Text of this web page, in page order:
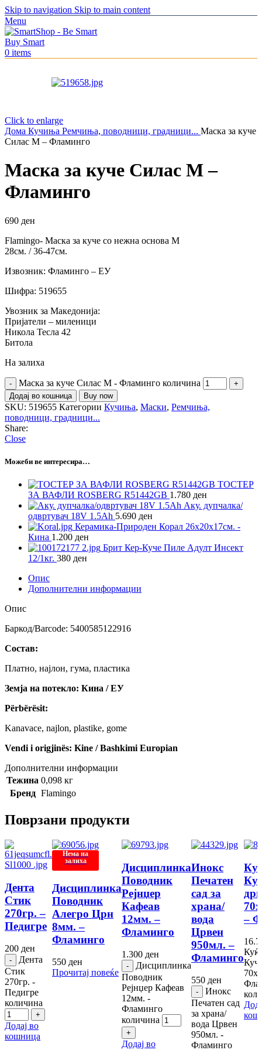
Skip to navigation Skip to main content
Menu
0 items
Click to enlarge
Дома Кучиња Ремчиња, поводници, градници... Маска за куче
Силас M – Фламинго
Маска за куче Силас M –
Фламинго
690 ден
Flamingo- Маска за куче со нежна основа М
28см. / 36-47см.
Извозник: Фламинго – ЕУ
Шифра: 519655
Увозник за Македонија:
Пријатели – миленици
Никола Тесла 42
Битола
На залиха
Маска за куче Силас M - Фламинго количина
Додај во кошница Buy now
SKU: 519655 Категории Кучиња, Маски, Ремчиња,
поводници, градници...
Share:
Close
Можеби ве интересира…
ТОСТЕР
ЗА ВАФЛИ ROSBERG R51442GB 1.780 ден
Аку. дупчалка/
одвртувач 18V 1.5Ah 5.690 ден
Керамика-Природен Корал 26х20х17см. -
Кина 1.200 ден
Брит Кер-Куче Пиле Адулт Инсект
12/1кг. 380 ден
Опис
Дополнителни информации
Опис
Баркод/Barcode: 5400585122916
Состав:
Платно, најлон, гума, пластика
Земја на потекло: Кина / ЕУ
Përbërësit:
Kanavace, najlon, plastike, gome
Vendi i origjinës: Kine / Bashkimi Europian
Дополнителни информации
Тежина 0,098 кг
Бренд Flamingo
Поврзани продукти
Дента
Стик
270гр. –
Педигре
200 ден
Дента
Стик
270гр. -
Педигре
количина
Додај во
кошница
Нема на
залиха
Дисциплинка
Поводник
Алегро Црн
8мм. –
Фламинго
550 ден
Прочитај повеќе
Дисциплинка
Поводник
Рејнџер
Кафеав
12мм. –
Фламинго
1.300 ден
Дисциплинка
Поводник
Рејнџер Кафеав
12мм. -
Фламинго
количина
Додај во
Инокс
Печатен
сад за
храна/
вода
Црвен
950мл. –
Фламинго
550 ден
Инокс
Печатен сад
за храна/
вода Црвен
950мл. -
Фламинго
–